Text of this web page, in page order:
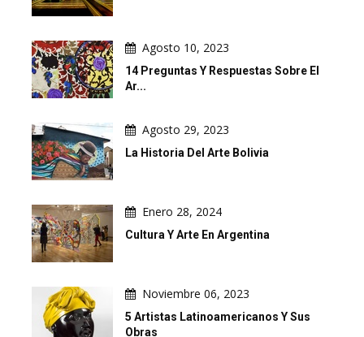
Agosto 10, 2023
14 Preguntas Y Respuestas Sobre El
Ar...
Agosto 29, 2023
La Historia Del Arte Bolivia
Enero 28, 2024
Cultura Y Arte En Argentina
Noviembre 06, 2023
5 Artistas Latinoamericanos Y Sus
Obras